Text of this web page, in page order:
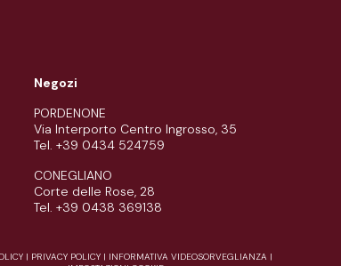
Negozi
PORDENONE
Via Interporto Centro Ingrosso, 35
Tel. +39 0434 524759
CONEGLIANO
Corte delle Rose, 28
Tel. +39 0438 369138
| PRIVACY POLICY | INFORMATIVA VIDEOSORVEGLIANZA |